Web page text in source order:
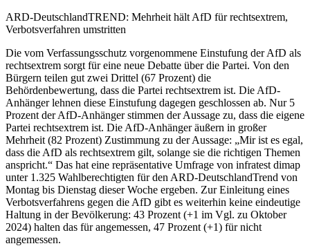
ARD-DeutschlandTREND: Mehrheit hält AfD für rechtsextrem,
Verbotsverfahren umstritten
Die vom Verfassungsschutz vorgenommene Einstufung der AfD als
rechtsextrem sorgt für eine neue Debatte über die Partei. Von den
Bürgern teilen gut zwei Drittel (67 Prozent) die
Behördenbewertung, dass die Partei rechtsextrem ist. Die AfD-
Anhänger lehnen diese Einstufung dagegen geschlossen ab. Nur 5
Prozent der AfD-Anhänger stimmen der Aussage zu, dass die eigene
Partei rechtsextrem ist. Die AfD-Anhänger äußern in großer
Mehrheit (82 Prozent) Zustimmung zu der Aussage: „Mir ist es egal,
dass die AfD als rechtsextrem gilt, solange sie die richtigen Themen
anspricht.“ Das hat eine repräsentative Umfrage von infratest dimap
unter 1.325 Wahlberechtigten für den ARD-DeutschlandTrend von
Montag bis Dienstag dieser Woche ergeben. Zur Einleitung eines
Verbotsverfahrens gegen die AfD gibt es weiterhin keine eindeutige
Haltung in der Bevölkerung: 43 Prozent (+1 im Vgl. zu Oktober
2024) halten das für angemessen, 47 Prozent (+1) für nicht
angemessen.